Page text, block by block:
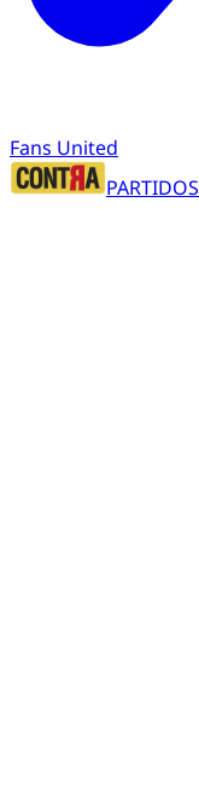
Fans United
PARTIDOS